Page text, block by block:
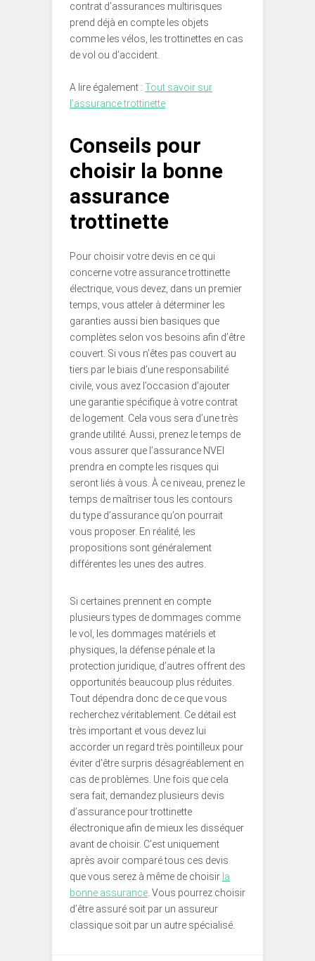
contrat d’assurances multirisques
prend déjà en compte les objets
comme les vélos, les trottinettes en cas
de vol ou d’accident.
A lire également : Tout savoir sur
l’assurance trottinette
Conseils pour
choisir la bonne
assurance
trottinette
Pour choisir votre devis en ce qui
concerne votre assurance trottinette
électrique, vous devez, dans un premier
temps, vous atteler à déterminer les
garanties aussi bien basiques que
complètes selon vos besoins afin d’être
couvert. Si vous n’êtes pas couvert au
tiers par le biais d’une responsabilité
civile, vous avez l’occasion d’ajouter
une garantie spécifique à votre contrat
de logement. Cela vous sera d’une très
grande utilité. Aussi, prenez le temps de
vous assurer que l’assurance NVEI
prendra en compte les risques qui
seront liés à vous. À ce niveau, prenez le
temps de maîtriser tous les contours
du type d’assurance qu’on pourrait
vous proposer. En réalité, les
propositions sont généralement
différentes les unes des autres.
Si certaines prennent en compte
plusieurs types de dommages comme
le vol, les dommages matériels et
physiques, la défense pénale et la
protection juridique, d’autres offrent des
opportunités beaucoup plus réduites.
Tout dépendra donc de ce que vous
recherchez véritablement. Ce détail est
très important et vous devez lui
accorder un regard très pointilleux pour
éviter d’être surpris désagréablement en
cas de problèmes. Une fois que cela
sera fait, demandez plusieurs devis
d’assurance pour trottinette
électronique afin de mieux les disséquer
avant de choisir. C’est uniquement
après avoir comparé tous ces devis
que vous serez à même de choisir la
bonne assurance. Vous pourrez choisir
d’être assuré soit par un assureur
classique soit par un autre spécialisé.